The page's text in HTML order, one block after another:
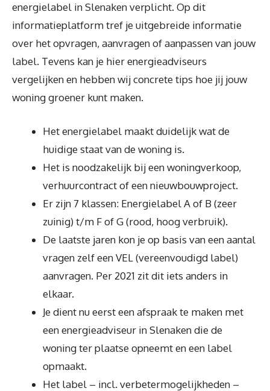
energielabel in Slenaken verplicht. Op dit
informatieplatform tref je uitgebreide informatie
over het opvragen, aanvragen of aanpassen van jouw
label. Tevens kan je hier energieadviseurs
vergelijken en hebben wij concrete tips hoe jij jouw
woning groener kunt maken.
Het energielabel maakt duidelijk wat de
huidige staat van de woning is.
Het is noodzakelijk bij een woningverkoop,
verhuurcontract of een nieuwbouwproject.
Er zijn 7 klassen: Energielabel A of B (zeer
zuinig) t/m F of G (rood, hoog verbruik).
De laatste jaren kon je op basis van een aantal
vragen zelf een VEL (vereenvoudigd label)
aanvragen. Per 2021 zit dit iets anders in
elkaar.
Je dient nu eerst een afspraak te maken met
een energieadviseur in Slenaken die de
woning ter plaatse opneemt en een label
opmaakt.
Het label – incl. verbetermogelijkheden –